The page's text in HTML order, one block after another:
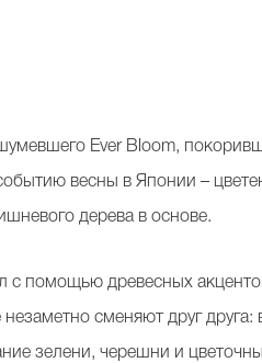
Ever Bloom,
весны в Японии –
дерева в основе.
помощью древесных
сменяют друг
зелени, черешни и